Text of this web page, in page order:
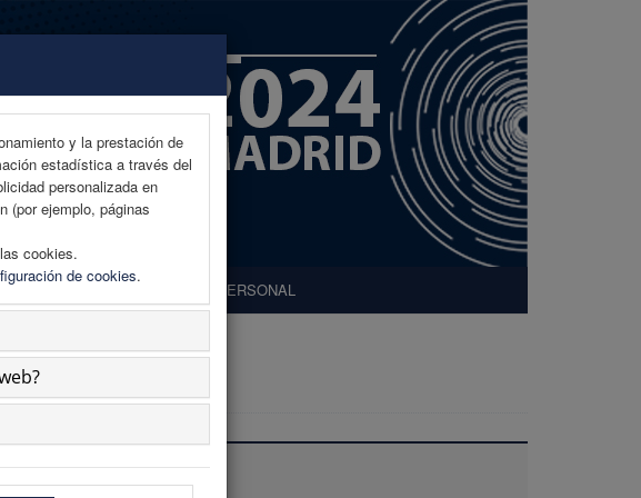
y la prestación de
estadística a través del
personalizada en
(por ejemplo, páginas
cookies.
de cookies.
COMERCIAL ÁREA PERSONAL